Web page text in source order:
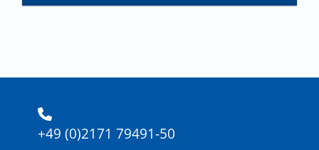
+49 (0)2171 79491-50